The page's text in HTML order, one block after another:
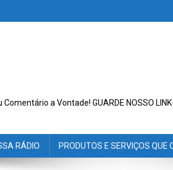
a Vontade! GUARDE NOSSO
RÁDIO PRODUTOS E SERVIÇOS QUE